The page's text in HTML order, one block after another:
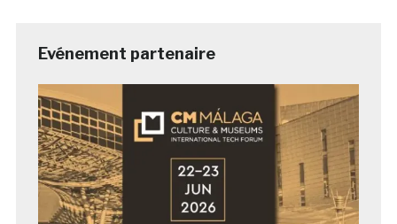
Evénement partenaire